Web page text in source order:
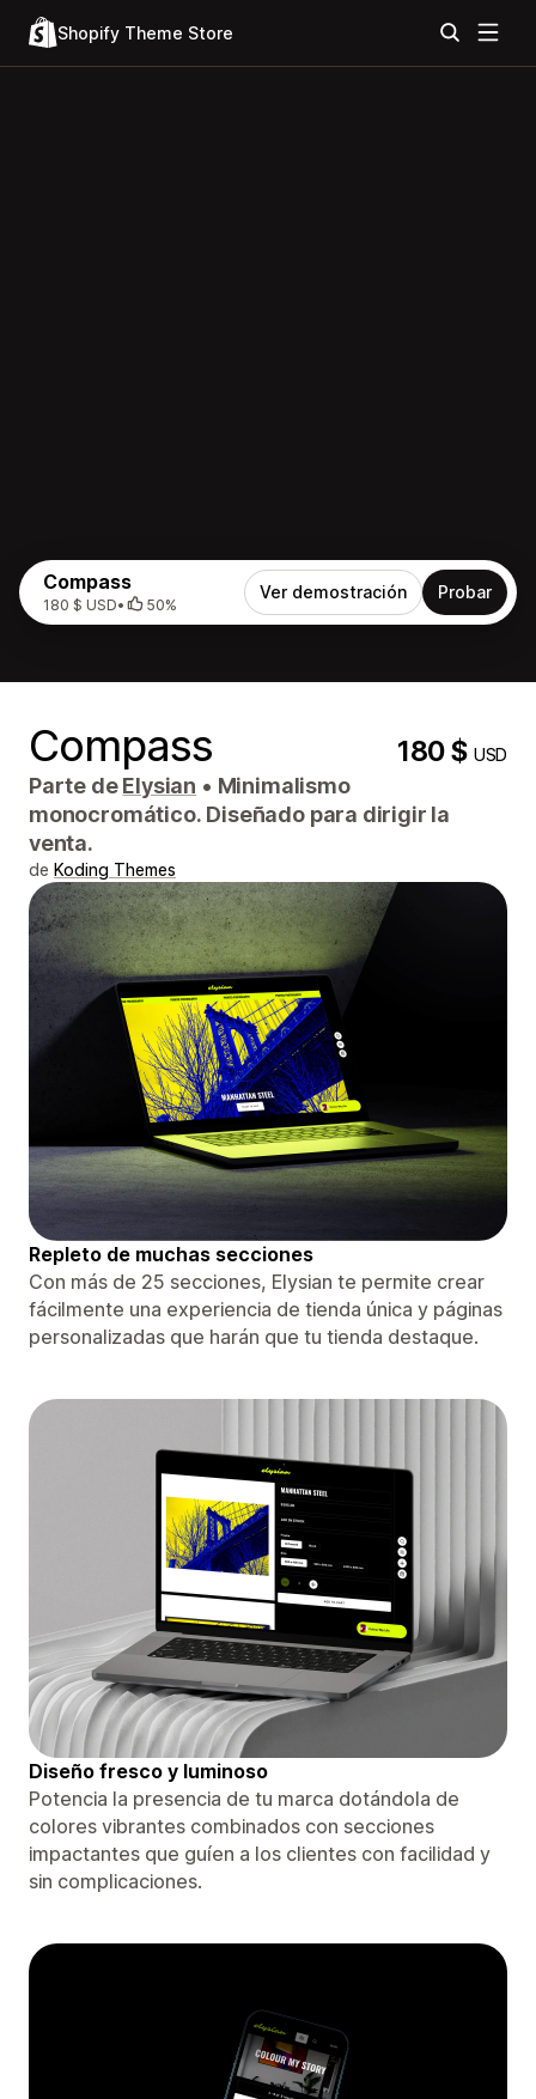
Shopify Theme Store
Compass
180 $ USD• 50%
Ver demostración Probar
Compass 180 $USD
Parte deElysian • Minimalismo
monocromático. Diseñado para dirigir la
venta.
de Koding Themes
Repleto de muchas secciones
Con más de 25 secciones, Elysian te permite crear
fácilmente una experiencia de tienda única y páginas
personalizadas que harán que tu tienda destaque.
Diseño fresco y luminoso
Potencia la presencia de tu marca dotándola de
colores vibrantes combinados con secciones
impactantes que guíen a los clientes con facilidad y
sin complicaciones.